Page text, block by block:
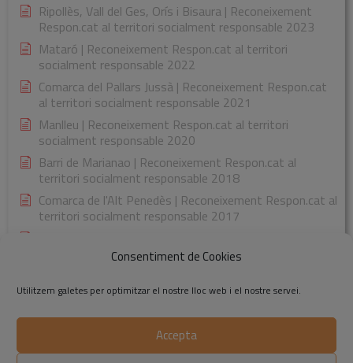
Consentiment de Cookies
Utilitzem galetes per optimitzar el nostre lloc web i el nostre servei.
Accepta
Ripollès, Vall del Ges, Orís i Bisaura | Reconeixement
Respon.cat al territori socialment responsable 2023
Mataró | Reconeixement Respon.cat al territori
socialment responsable 2022
Comarca del Pallars Jussà | Reconeixement Respon.cat
al territori socialment responsable 2021
Manlleu | Reconeixement Respon.cat al territori
socialment responsable 2020
Barri de Marianao | Reconeixement Respon.cat al
territori socialment responsable 2018
Comarca de l'Alt Penedès | Reconeixement Respon.cat al
territori socialment responsable 2017
territori socialment responsable 2015